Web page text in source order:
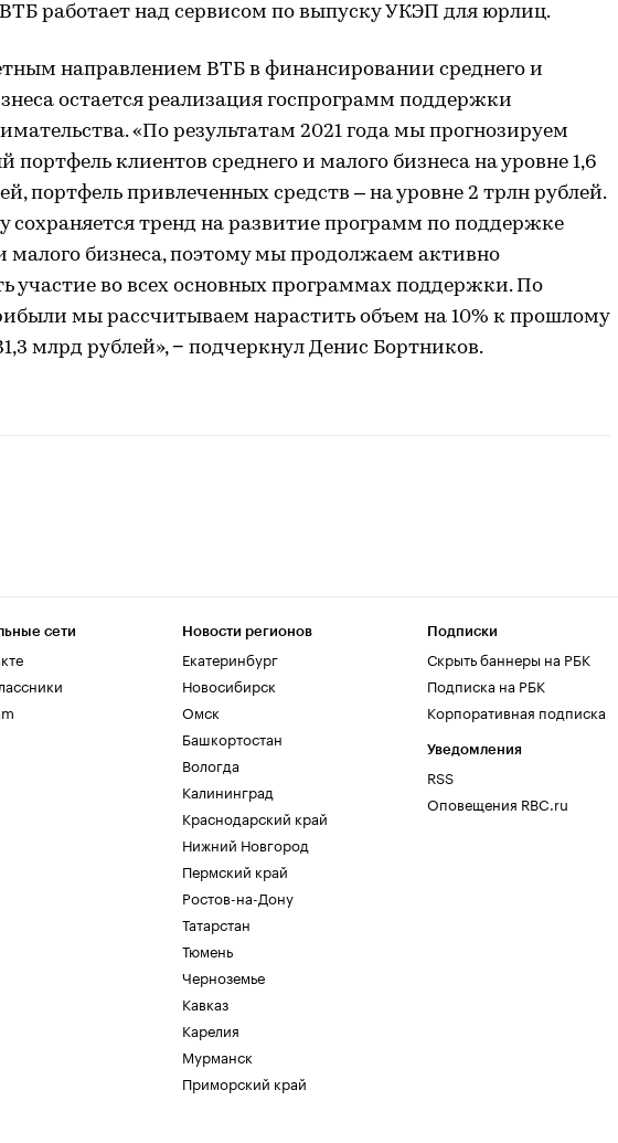
работает над сервисом по выпуску УКЭП для юрлиц.
направлением ВТБ в финансировании среднего и
остается реализация госпрограмм поддержки
«По результатам 2021 года мы прогнозируем
портфель клиентов среднего и малого бизнеса на уровне 1,6
портфель привлеченных средств – на уровне 2 трлн рублей.
сохраняется тренд на развитие программ по поддержке
малого бизнеса, поэтому мы продолжаем активно
участие во всех основных программах поддержки. По
мы рассчитываем нарастить объем на 10% к прошлому
млрд рублей», − подчеркнул Денис Бортников.
сети Новости регионов
Екатеринбург
Новосибирск
Омск
Башкортостан
Вологда
Калининград
Краснодарский край
Нижний Новгород
Пермский край
Ростов-на-Дону
Татарстан
Тюмень
Черноземье
Кавказ
Карелия
Мурманск
Приморский край
Подписки
Скрыть баннеры на РБК
Подписка на РБК
Корпоративная подписка
Уведомления
RSS
Оповещения RBC.ru